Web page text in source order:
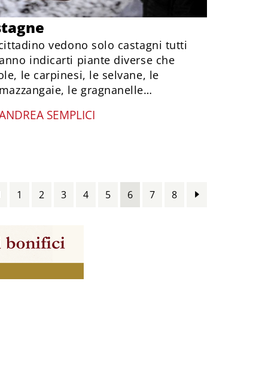
vedono solo castagni tutti
indicarti piante diverse che
le carpinesi, le selvane, le
le gragnanelle…
SEMPLICI
1 2 3 4 5 6 7 8